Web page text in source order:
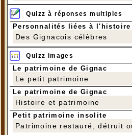
Quizz à réponses multiples
Personnalités liées à l'histoire
Des Gignacois célèbres
Quizz images
Le patrimoine de Gignac
Le petit patrimoine
Le patrimoine de Gignac
Histoire et patrimoine
Petit patrimoine insolite
Patrimoine restauré, détruit